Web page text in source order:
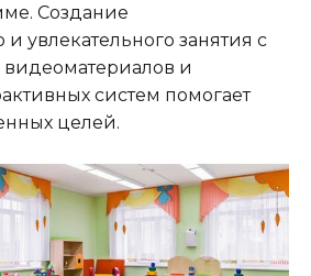
Создание
увлекательного занятия с
и
систем помогает
целей.